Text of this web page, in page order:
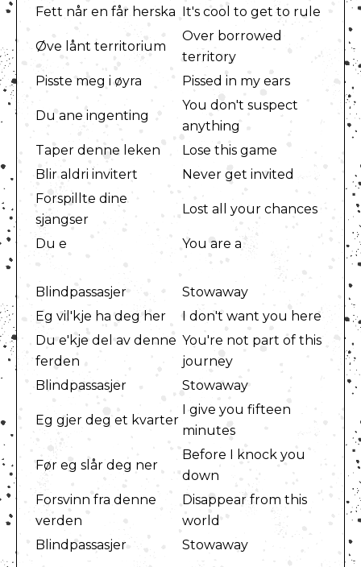
Fett når en får herska It's cool to get to rule
Øve lånt territorium
Over borrowed
territory
Pisste meg i øyra
Pissed in my ears
Du ane ingenting
You don't suspect
anything
Taper denne leken
Lose this game
Blir aldri invitert
Never get invited
Forspillte dine
sjangser
Lost all your chances
Du e You are a
Blindpassasjer
Stowaway
Eg vil'kje ha deg her
I don't want you here
Du e'kje del av denne
ferden
You're not part of this
journey
Blindpassasjer
Stowaway
Eg gjer deg et kvarter
I give you fifteen
minutes
Før eg slår deg ner
Before I knock you
down
Forsvinn fra denne
verden
Disappear from this
world
Blindpassasjer
Stowaway